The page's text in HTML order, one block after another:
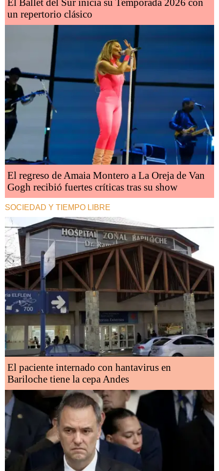
El Ballet del Sur inicia su Temporada 2026 con
un repertorio clásico
El regreso de Amaia Montero a La Oreja de Van
Gogh recibió fuertes críticas tras su show
SOCIEDAD Y TIEMPO LIBRE
El paciente internado con hantavirus en
Bariloche tiene la cepa Andes